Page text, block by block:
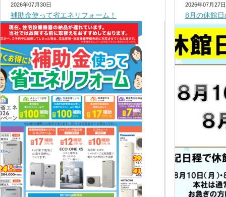
2026年07月30日
補助金使って省エネリフォーム！
2026年07月27日
8月の休館